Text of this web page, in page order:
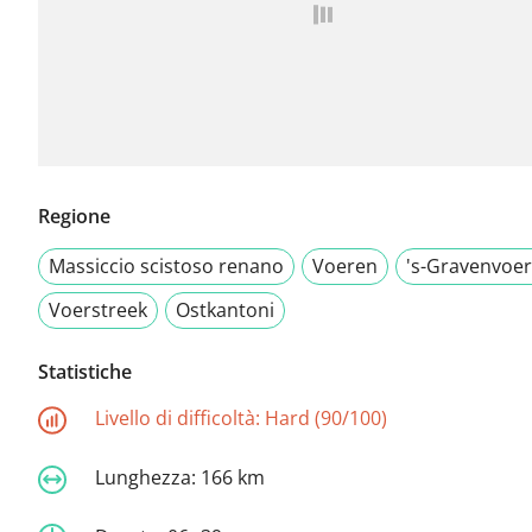
Regione
Massiccio scistoso renano
Voeren
's-
Voerstreek
Ostkantoni
Statistiche
Livello di difficoltà: Hard (90/100)
Lunghezza: 166 km